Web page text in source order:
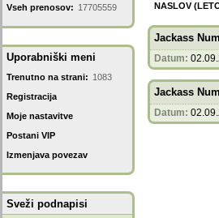
Vseh prenosov: 17705559
Uporabniški meni
Trenutno na strani: 1083
Registracija
Moje nastavitve
Postani VIP
Izmenjava povezav
Sveži podnapisi
NASLOV
Jackass
Datum:
Jackass
Datum: